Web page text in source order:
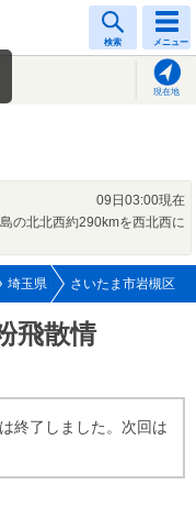
検索 メニュー
現在地
09日03:00現在
の北北西約290kmを西北西に
埼玉県 さいたま市岩槻区
飛散情
終了しました。次回は